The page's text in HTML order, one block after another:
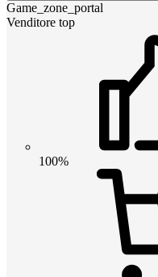
Game_zone_portal
Venditore top
100%